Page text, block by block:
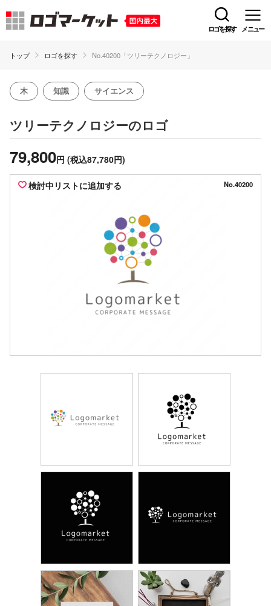
ロゴを探す メニュー
トップ ロゴを探す No.40200「ツリーテクノロジー」
木 知識 サイエンス
ツリーテクノロジーのロゴ
79,800円 (税込87,780円)
検討中リストに追加する No.40200